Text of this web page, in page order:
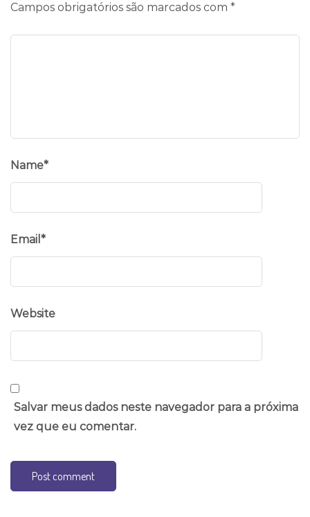
Campos obrigatórios são marcados com *
Name*
Email *
Website
Salvar meus dados neste navegador para a próxima
vez que eu comentar.